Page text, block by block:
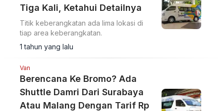
Tiga Kali, Ketahui Detailnya
Titik keberangkatan ada lima lokasi di
tiap area keberangkatan.
1 tahun yang lalu
Van
Berencana Ke Bromo? Ada
Shuttle Damri Dari Surabaya
Atau Malang Dengan Tarif Rp